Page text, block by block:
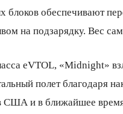
блоков обеспечивают
на подзарядку. Вес
eVTOL, «Midnight»
полет благодаря
США и в ближайшее время